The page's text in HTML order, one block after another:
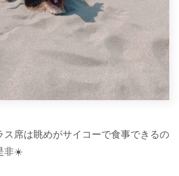
ス席は眺めがサイコーで食事できるの
非☀️